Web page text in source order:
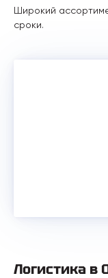
Широкий
сроки.
Логистика в